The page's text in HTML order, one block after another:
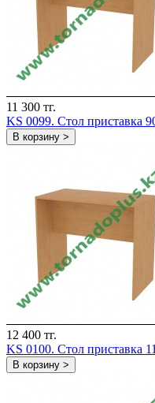
11 300 тг.
KS 0099. Стол приставка
В корзину >
12 400 тг.
KS 0100. Стол приставка
В корзину >